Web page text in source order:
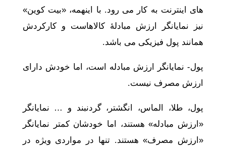
های اینترنت به کار می رود. با اینهمه، «بیت کوین»
نیز نمایانگر ارزش مبادلۀ کالاهاست و کارکردش
همانند پول فیزیکی می باشد.
پول- نمایانگر ارزش مبادله است، اما خودش دارای
ارزش مصرف نیست.
پول، طلا، الماس، انگشتر، گردنبند و … نمایانگر
«ارزش مبادله» هستند، اما خودشان کمتر نمایانگر
«ارزش مصرف» هستند. تنها در مواردی ویژه در